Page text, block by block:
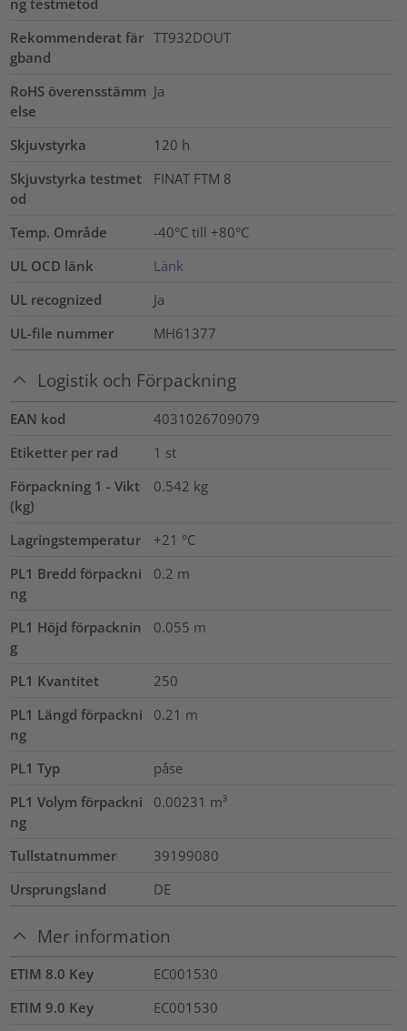
ng testmetod
Rekommenderat fär
gband
TT932DOUT
RoHS överensstämm
else
Ja
Skjuvstyrka 120 h
Skjuvstyrka testmet
od
FINAT FTM 8
Temp. Område
-40°C till +80°C
UL OCD länk
Länk
UL recognized
Ja
UL-file nummer
MH61377
Logistik och Förpackning
EAN kod
4031026709079
Etiketter per rad
1 st
Förpackning 1 - Vikt
(kg)
0.542 kg
Lagringstemperatur
+21 °C
PL1 Bredd förpackni
ng
0.2 m
PL1 Höjd förpacknin
g
0.055 m
PL1 Kvantitet
250
PL1 Längd förpackni
ng
0.21 m
PL1 Typ
påse
PL1 Volym förpackni
ng
0.00231 m³
Tullstatnummer
39199080
Ursprungsland
DE
Mer information
ETIM 8.0 Key
EC001530
ETIM 9.0 Key
EC001530